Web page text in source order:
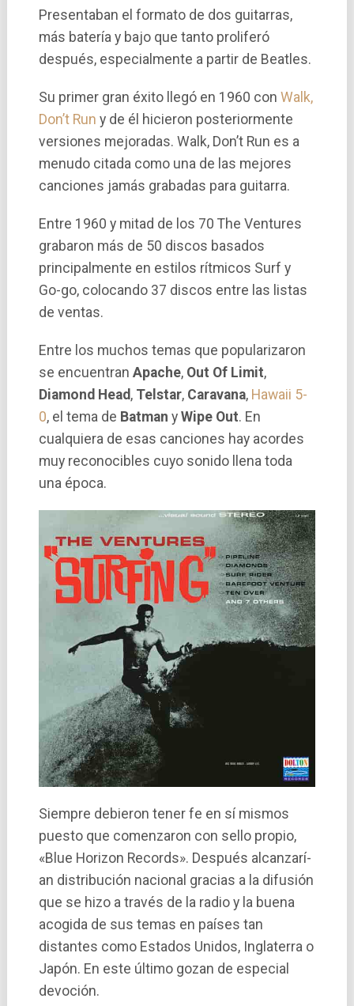
Presentaban el formato de dos guitarras,
más baterí­a y bajo que tanto proliferó
después, especialmente a partir de Beatles.
Su primer gran éxito llegó en 1960 con Walk,
Don’t Run y de él hicieron posteriormente
versiones mejoradas. Walk, Don’t Run es a
menudo citada como una de las mejores
canciones jamás grabadas para guitarra.
Entre 1960 y mitad de los 70 The Ventures
grabaron más de 50 discos basados
principalmente en estilos rí­tmicos Surf y
Go-go, colocando 37 discos entre las listas
de ventas.
Entre los muchos temas que popularizaron
se encuentran Apache, Out Of Limit,
Diamond Head , Telstar, Caravana, Hawaii 5-
0, el tema de Batman y Wipe Out. En
cualquiera de esas canciones hay acordes
muy reconocibles cuyo sonido llena toda
una época.
Siempre debieron tener fe en sí­ mismos
puesto que comenzaron con sello propio,
«Blue Horizon Records». Después alcanzarí­
an distribución nacional gracias a la difusión
que se hizo a través de la radio y la buena
acogida de sus temas en paí­ses tan
distantes como Estados Unidos, Inglaterra o
Japón. En este último gozan de especial
devoción.